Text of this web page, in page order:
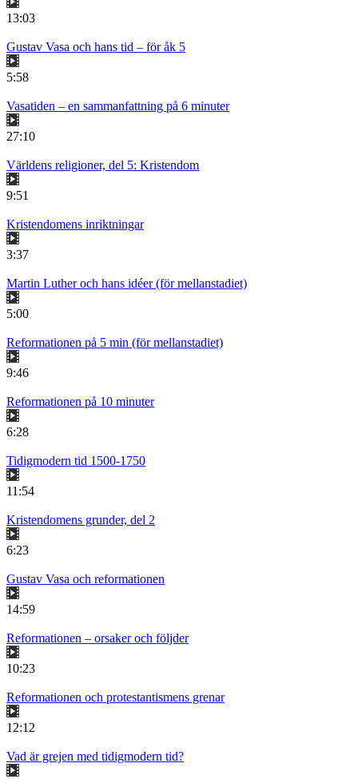
13:03
Gustav Vasa och hans tid – för åk 5
5:58
Vasatiden – en sammanfattning på 6 minuter
27:10
Världens religioner, del 5: Kristendom
9:51
Kristendomens inriktningar
3:37
Martin Luther och hans idéer (för mellanstadiet)
5:00
Reformationen på 5 min (för mellanstadiet)
9:46
Reformationen på 10 minuter
6:28
Tidigmodern tid 1500-1750
11:54
Kristendomens grunder, del 2
6:23
Gustav Vasa och reformationen
14:59
Reformationen – orsaker och följder
10:23
Reformationen och protestantismens grenar
12:12
Vad är grejen med tidigmodern tid?